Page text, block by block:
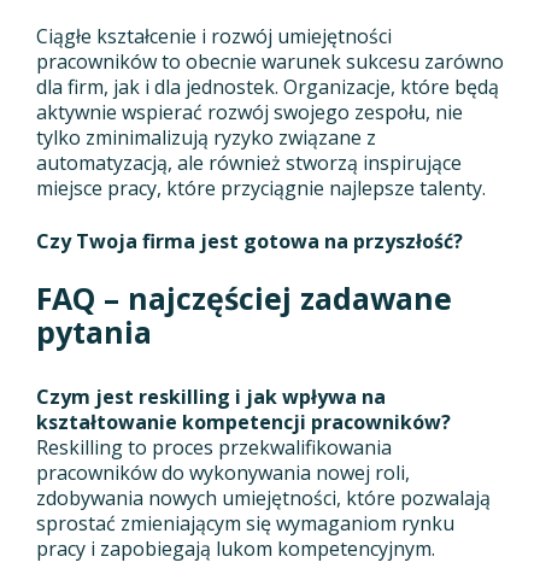
Ciągłe kształcenie i rozwój umiejętności
pracowników to obecnie warunek sukcesu zarówno
dla firm, jak i dla jednostek. Organizacje, które będą
aktywnie wspierać rozwój swojego zespołu, nie
tylko zminimalizują ryzyko związane z
automatyzacją, ale również stworzą inspirujące
miejsce pracy, które przyciągnie najlepsze talenty.
Czy Twoja firma jest gotowa na przyszłość?
FAQ – najczęściej zadawane
pytania
Czym jest reskilling i jak wpływa na
kształtowanie kompetencji pracowników?
Reskilling to proces przekwalifikowania
pracowników do wykonywania nowej roli,
zdobywania nowych umiejętności, które pozwalają
sprostać zmieniającym się wymaganiom rynku
pracy i zapobiegają lukom kompetencyjnym.